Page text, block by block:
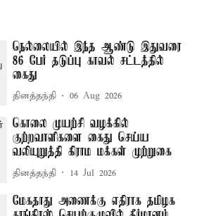
நெல்லையில் இந்த ஆண்டு இதுவரை
86 பேர் தடுப்பு காவல் சட்டத்தில்
கைது
தினத்தந்தி 06 Aug 2026
கொலை முயற்சி வழக்கில்
குற்றவாளிகளை கைது செய்ய
வலியுறுத்தி கிராம மக்கள் முற்றுகை
தினத்தந்தி 14 Jul 2026
மேகதாது அணைக்கு எதிராக தமிழக